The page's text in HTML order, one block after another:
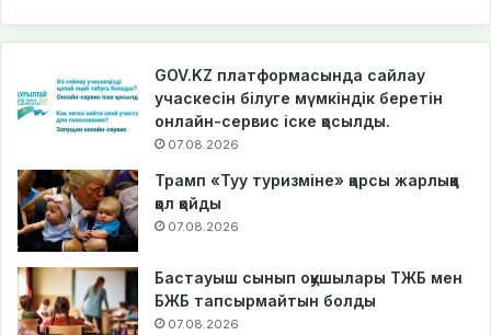
GOV.KZ платформасында сайлау
учаскесін білуге мүмкіндік беретін
онлайн-сервис іске қосылды.
07.08.2026
Трамп «Туу туризміне» қарсы жарлыққа
қол қойды
07.08.2026
Бастауыш сынып оқушылары ТЖБ мен
БЖБ тапсырмайтын болды
07.08.2026